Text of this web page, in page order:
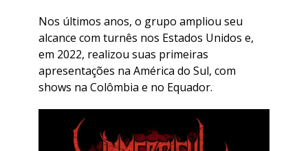
Nos últimos anos, o grupo ampliou seu
alcance com turnês nos Estados Unidos e,
em 2022, realizou suas primeiras
apresentações na América do Sul, com
shows na Colômbia e no Equador.